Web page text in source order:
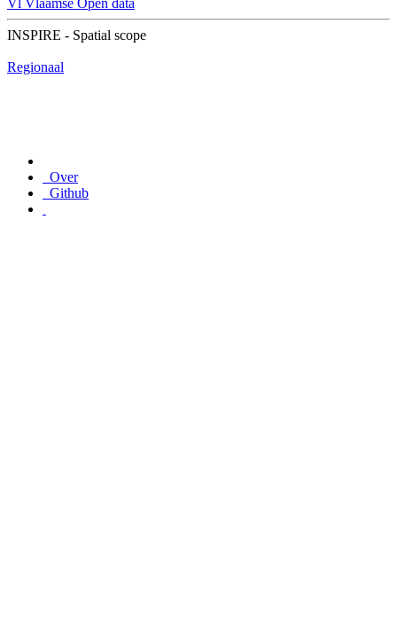
Vl Vlaamse Open data
INSPIRE - Spatial scope
Regionaal
Over
Github